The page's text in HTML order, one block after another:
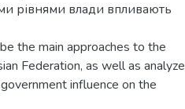
рівнями влади впливають
the main approaches to the
Federation, as well as analyze
influence on the